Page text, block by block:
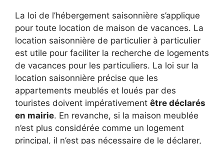
La loi de l’hébergement saisonnière s’applique
pour toute location de maison de vacances. La
location saisonnière de particulier à particulier
est utile pour faciliter la recherche de logements
de vacances pour les particuliers. La loi sur la
location saisonnière précise que les
appartements meublés et loués par des
touristes doivent impérativement être déclarés
en mairie. En revanche, si la maison meublée
n’est plus considérée comme un logement
principal, il n’est pas nécessaire de le déclarer,